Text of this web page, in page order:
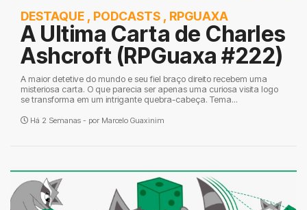
DESTAQUE , PODCASTS , RPGUAXA
A Ultima Carta de Charles
Ashcroft (RPGuaxa #222)
A maior detetive do mundo e seu fiel braço direito recebem uma
misteriosa carta. O que parecia ser apenas uma curiosa visita logo
se transforma em um intrigante quebra-cabeça. Tema...
Há 2 Semanas - por Marcelo Guaxinim